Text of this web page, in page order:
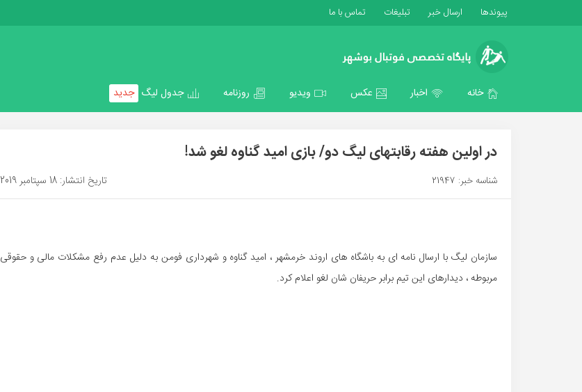
پیوندها ارسال خبر تبلیغات تماس با ما
خانه اخبار عکس ویدیو روزنامه جدول لیگ جدید
در اولین هفته رقابتهای لیگ دو/ بازی امید گناوه لغو شد!
شناسه خبر: 21947 تاریخ انتشار: 18 سپتامبر 2019
سازمان لیگ با ارسال نامه ای به باشگاه های اروند خرمشهر ، امید گناوه و شهرداری فومن به دلیل عدم رفع مشکلات مالی و حقوقی
مربوطه ، دیدارهای این تیم برابر حریفان شان لغو اعلام کرد.